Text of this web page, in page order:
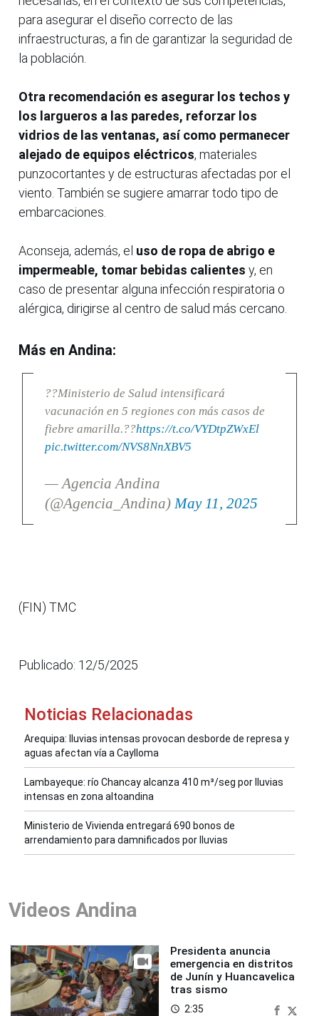
para asegurar el diseño correcto de las
infraestructuras, a fin de garantizar la seguridad de
la población.
Otra recomendación es asegurar los techos y
los largueros a las paredes, reforzar los
vidrios de las ventanas, así como permanecer
alejado de equipos eléctricos, materiales
punzocortantes y de estructuras afectadas por el
viento. También se sugiere amarrar todo tipo de
embarcaciones.
Aconseja, además, el uso de ropa de abrigo e
impermeable, tomar bebidas calientes y, en
caso de presentar alguna infección respiratoria o
alérgica, dirigirse al centro de salud más cercano.
Más en Andina:
??Ministerio de Salud intensificará
vacunación en 5 regiones con más casos de
fiebre amarilla.??https://t.co/VYDtpZWxEl
pic.twitter.com/NVS8NnXBV5
— Agencia Andina
(@Agencia_Andina)May 11, 2025
(FIN) TMC
Publicado: 12/5/2025
Noticias Relacionadas
Arequipa: lluvias intensas provocan desborde de represa y
aguas afectan vía a Caylloma
Lambayeque: río Chancay alcanza 410 m³/seg por lluvias
intensas en zona altoandina
Ministerio de Vivienda entregará 690 bonos de
arrendamiento para damnificados por lluvias
Videos Andina
Presidenta anuncia
emergencia en distritos
de Junín y Huancavelica
tras sismo
access_time 2:35